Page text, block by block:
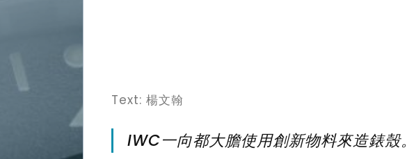
Text: 楊文翰
IWC一向都大膽使用創新物料來造錶殼。